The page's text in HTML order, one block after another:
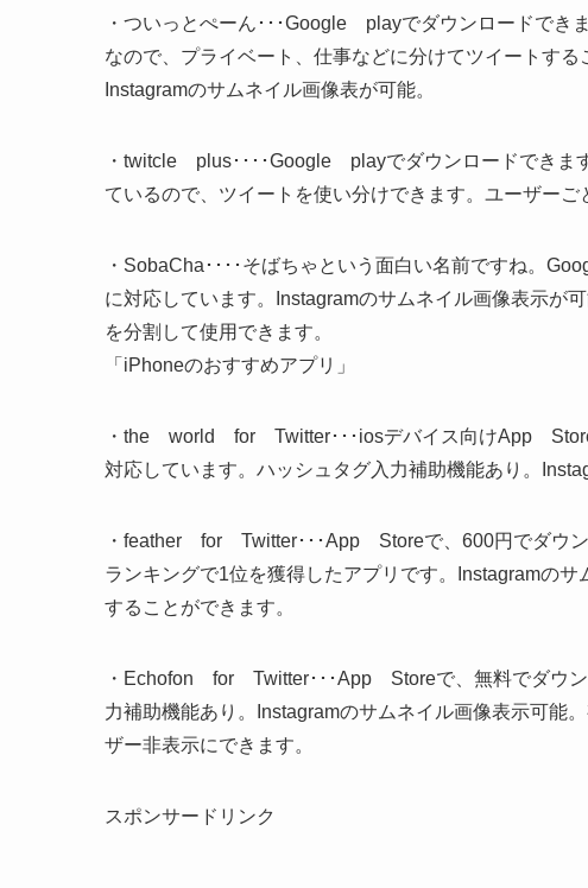
・ついっとぺーん･･･Google playでダウンロードでき
なので、プライベート、仕事などに分けてツイートす
Instagramのサムネイル画像表が可能。
・twitcle plus････Google playでダウンロードできま
ているので、ツイートを使い分けできます。ユーザー
・SobaCha････そばちゃという面白い名前ですね。
に対応しています。Instagramのサムネイル画像表示が
を分割して使用できます。
「iPhoneのおすすめアプリ」
・the world for Twitter･･･iosデバイス向けApp Store
対応しています。ハッシュタグ入力補助機能あり。
・feather for Twitter･･･App Storeで、600円でダウ
ランキングで1位を獲得したアプリです。Instagramの
することができます。
・Echofon for Twitter･･･App Storeで、無料でダウン
力補助機能あり。Instagramのサムネイル画像表示可能
ザー非表示にできます。
スポンサードリンク